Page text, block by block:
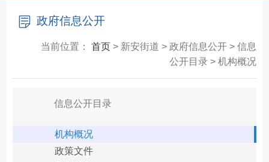
政府信息公开
当前位置： 首页> 新安街道 > 政府信息公开 > 信息
公开目录 > 机构概况
信息公开目录
机构概况
政策文件